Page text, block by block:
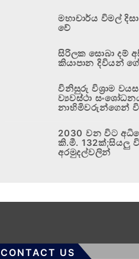
මහාචාර්ය විමල්
වේ
සිරිලක සොබා දම්
කියාපාන දිවියන්
විනිසුරු විශ්‍රාම
ව්‍යවස්ථා
නාහිමිවරුන්ගෙන්
2030 වන විට
කි.මී. 132ක්;සියලු
අරමුදල්වලින්
CONTACT US